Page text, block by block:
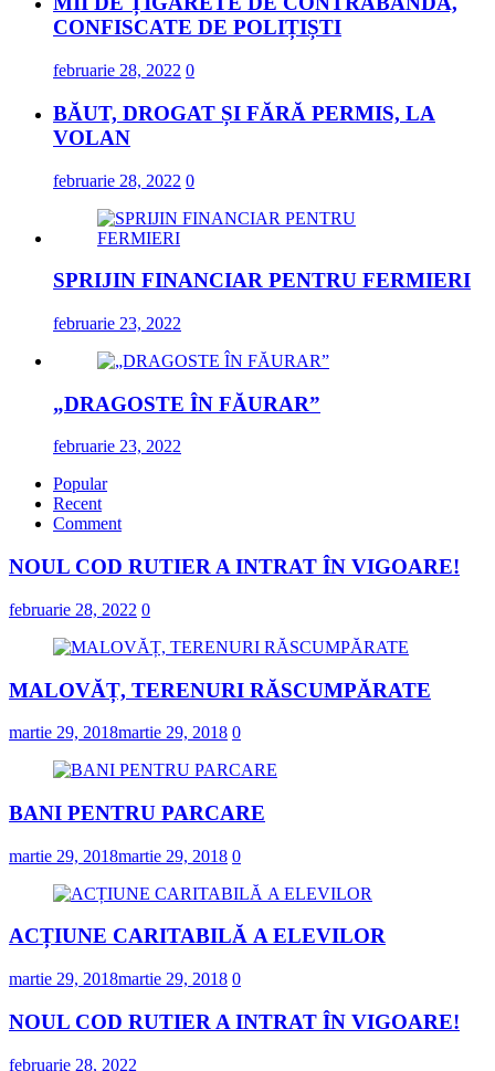
CONFISCATE DE POLIȚIȘTI
februarie 28, 2022 0
BĂUT, DROGAT ȘI FĂRĂ PERMIS, LA
VOLAN
februarie 28, 2022 0
SPRIJIN FINANCIAR PENTRU FERMIERI
februarie 23, 2022
„DRAGOSTE ÎN FĂURAR”
februarie 23, 2022
Popular
Recent
Comment
NOUL COD RUTIER A INTRAT ÎN VIGOARE!
februarie 28, 2022 0
MALOVĂȚ, TERENURI RĂSCUMPĂRATE
martie 29, 2018martie 29, 2018 0
BANI PENTRU PARCARE
martie 29, 2018martie 29, 2018 0
ACȚIUNE CARITABILĂ A ELEVILOR
martie 29, 2018martie 29, 2018 0
NOUL COD RUTIER A INTRAT ÎN VIGOARE!
februarie 28, 2022